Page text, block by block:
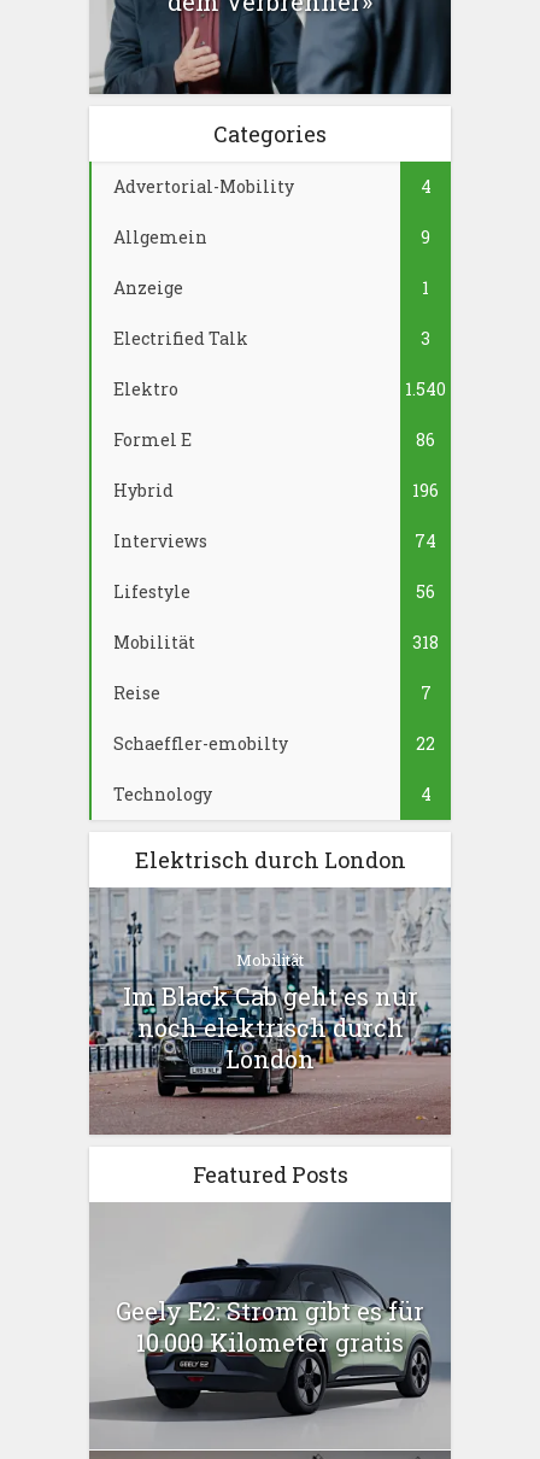
Categories
Advertorial-Mobility 4
Allgemein 9
Anzeige 1
Electrified Talk 3
Elektro 1.540
Formel E 86
Hybrid 196
Interviews 74
Lifestyle 56
Mobilität 318
Reise 7
Schaeffler-emobilty 22
Technology 4
Elektrisch durch London
Mobilität
Im Black Cab geht es nur
noch elektrisch durch
London
Featured Posts
Geely E2: Strom gibt es für
10.000 Kilometer gratis